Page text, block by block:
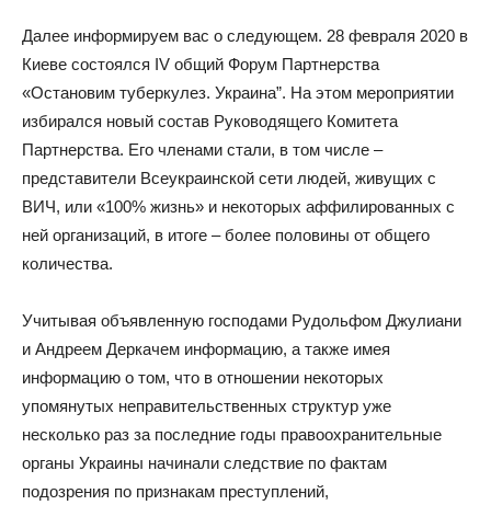
Далее информируем вас о следующем. 28 февраля 2020 в
Киеве состоялся IV общий Форум Партнерства
«Остановим туберкулез. Украина”. На этом мероприятии
избирался новый состав Руководящего Комитета
Партнерства. Его членами стали, в том числе –
представители Всеукраинской сети людей, живущих с
ВИЧ, или «100% жизнь» и некоторых аффилированных с
ней организаций, в итоге – более половины от общего
количества.
Учитывая объявленную господами Рудольфом Джулиани
и Андреем Деркачем информацию, а также имея
информацию о том, что в отношении некоторых
упомянутых неправительственных структур уже
несколько раз за последние годы правоохранительные
органы Украины начинали следствие по фактам
подозрения по признакам преступлений,